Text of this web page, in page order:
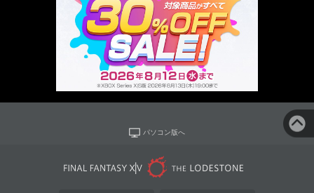
パソコン版へ